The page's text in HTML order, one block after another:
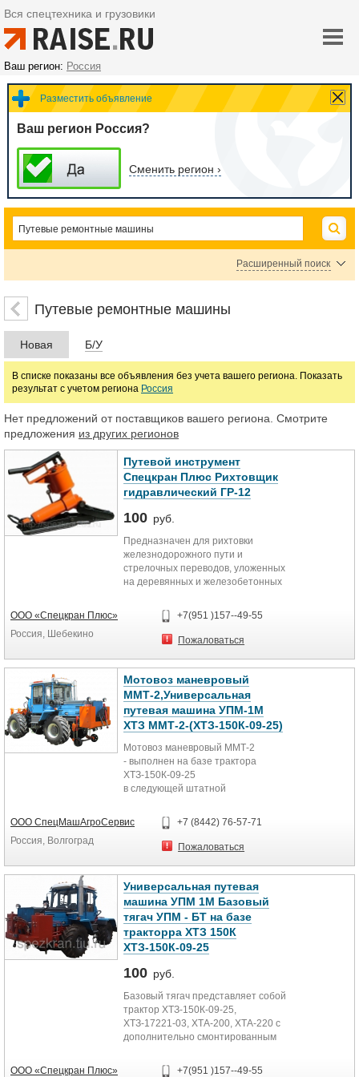
Вся спецтехника и грузовики
Ваш регион: Россия
Разместить объявление
Ваш регион Россия?
Сменить регион ›
Расширенный поиск
Цена
руб.
Марка
Путевые ремонтные машины
Новая Б/У
В списке показаны все объявления без учета вашего региона. Показать
результат с учетом региона Россия
Нет предложений от поставщиков вашего региона. Смотрите
предложения из других регионов
Путевой инструмент
Спецкран Плюс Рихтовщик
гидравлический ГР-12
100 руб.
Предназначен для рихтовки
железнодорожного пути и
стрелочных переводов, уложенных
на деревянных и железобетонных
ремонте пути.
ООО «Спецкран Плюс»
Россия, Шебекино
+7(951 )157--49-55
Пожаловаться
Мотовоз маневровый
ММТ-2,Универсальная
путевая машина УПМ-1М
ХТЗ ММТ-2-(ХТЗ-150К-09-25)
Мотовоз маневровый ММТ-2
- выполнен на базе трактора
ХТЗ-150К-09-25
в следующей штатной
- видеокамеры с монитором для
контроля постановки мотовоза на
рельсы и прохождения стрелочных
управлением автоматического
размыкания автосцепки;
- кабина мотовоза повышенной
комфортности, в т.ч. кондиционер,
обогрев в зимнее время,
аудиосистема;
- предпусковой подогрев
двигателя.
Мотовоз имеет технические
условия ТУ 4727-001-22264219-
2014, сертификат соответствия
ГОСТ Р. В конструкции
переделанная из автосцепки с
ООО СпецМашАгроСервис
Россия, Волгоград
+7 (8442) 76-57-71
Пожаловаться
Универсальная путевая
машина УПМ 1М Базовый
тягач УПМ - БТ на базе
тракторра ХТЗ 150К
ХТЗ-150К-09-25
100 руб.
Базовый тягач представляет собой
трактор ХТЗ-150К-09-25,
ХТЗ-17221-03, ХТА-200, ХТА-220 с
дополнительно смонтированным
обеспечивает:
ООО «Спецкран Плюс»
+7(951 )157--49-55